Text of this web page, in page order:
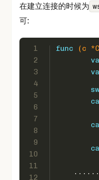
在建立连接的时候为
可:
1
2
3
4
5
6
7
8
9
10
11
12
func (c